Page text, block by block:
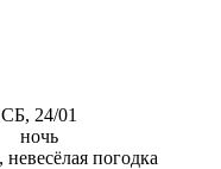
СБ, 24/01
ночь
погодка